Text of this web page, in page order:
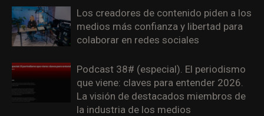
Los creadores de contenido piden a los
medios más confianza y libertad para
colaborar en redes sociales
Podcast 38# (especial). El periodismo
que viene: claves para entender 2026.
La visión de destacados miembros de
la industria de los medios